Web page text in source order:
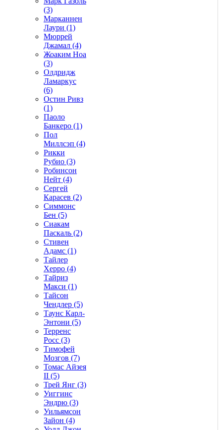
(3)
Марканнен
Лаури (1)
Мюррей
Джамал (4)
Жоаким Ноа
(3)
Олдридж
Ламаркус
(6)
Остин Ривз
(1)
Паоло
Банкеро (1)
Пол
Миллсэп (4)
Рикки
Рубио (3)
Робинсон
Нейт (4)
Сергей
Карасев (2)
Симмонс
Бен (5)
Сиакам
Паскаль (2)
Стивен
Адамс (1)
Тайлер
Херро (4)
Тайриз
Макси (1)
Тайсон
Чендлер (5)
Таунс Карл-
Энтони (5)
Терренс
Росс (3)
Тимофей
Мозгов (7)
Томас Айзея
II (5)
Трей Янг (3)
Уиггинс
Эндрю (3)
Уильямсон
Зайон (4)